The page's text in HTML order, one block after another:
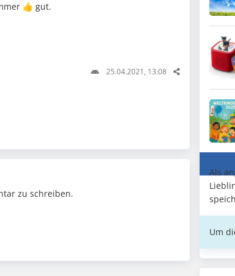
👍 gut.
25.04.2021, 13:08
zu schreiben.
Als
Um